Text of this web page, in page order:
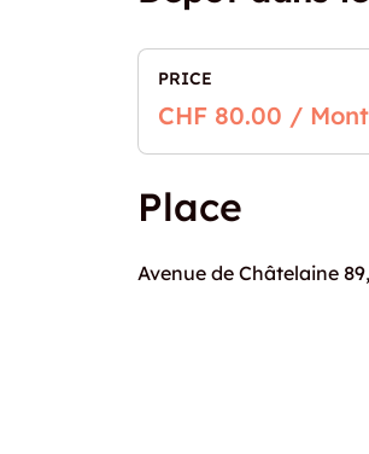
PRICE
CHF 80.00 /
Place
Avenue de Châtelaine